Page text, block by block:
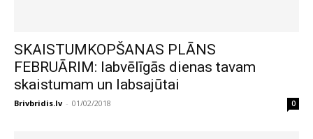
SKAISTUMKOPŠANAS PLĀNS
FEBRUĀRIM: labvēlīgās dienas tavam
skaistumam un labsajūtai
Brivbridis.lv - 01/02/2018 0